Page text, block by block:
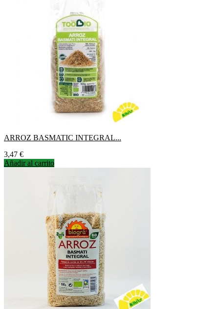
ARROZ BASMATIC INTEGRAL...
Precio
3,47 €
Añadir al carrito